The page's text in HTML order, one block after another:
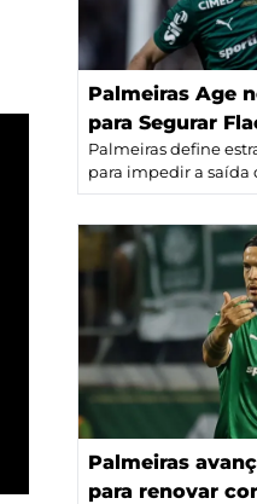
Palmeiras Age
para Segurar
Palmeiras define
para impedir a saída
Palmeiras
para renovar